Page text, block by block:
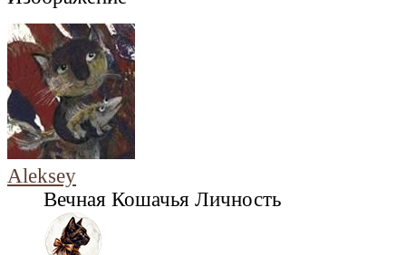
Aleksey
Вечная Кошачья Личность